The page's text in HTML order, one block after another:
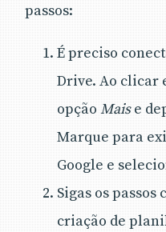
passos:
É preciso
Drive. Ao clicar
opção Maise
Marque para
Google e
Sigas os
criação de